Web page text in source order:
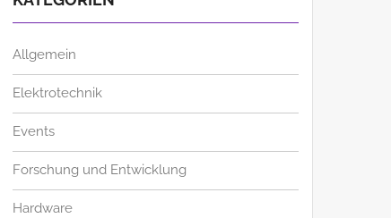
Allgemein
Elektrotechnik
Events
Forschung und Entwicklung
Hardware